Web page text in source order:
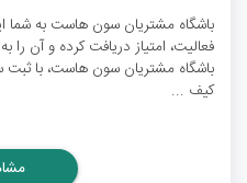
باشگاه مشتریان سون هاست به شما
فعالیت، امتیاز دریافت کرده و آن را
باشگاه مشتریان سون هاست، با
کیف ...